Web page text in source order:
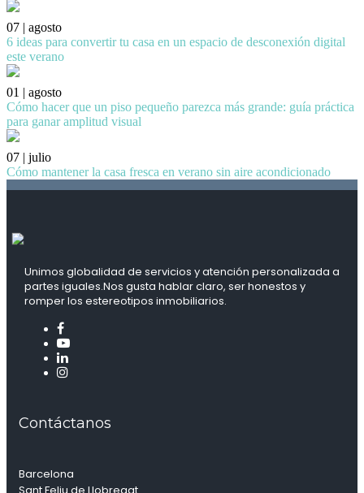
07 | agosto
6 ideas para convertir tu casa en un espacio de desconexión digital
este verano
01 | agosto
Cómo hacer que un piso pequeño parezca más grande: guía práctica
para ganar amplitud visual
07 | julio
Cómo mantener la casa fresca en verano sin aire acondicionado
Unimos globalidad de servicios y atención personalizada a
partes iguales.Nos gusta hablar claro, ser honestos y
romper los estereotipos inmobiliarios.
Contáctanos
Barcelona